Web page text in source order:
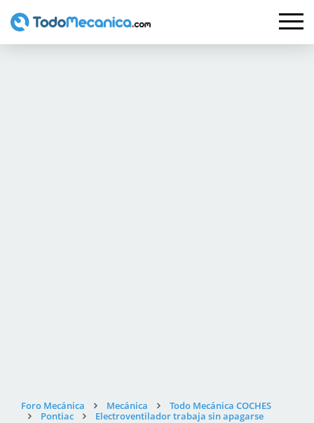
Foro Mecánica Mecánica
Todo Mecánica COCHES
Pontiac
Electroventilador trabaja sin apagarse